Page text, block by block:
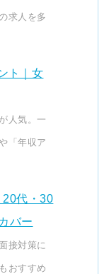
求人を多
ト｜女
人気。一
「年収ア
20代・30
バー
接対策に
おすすめ